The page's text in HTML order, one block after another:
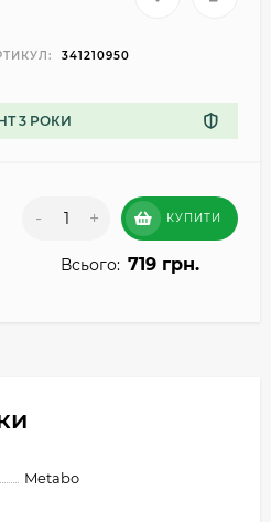
341210950
3 РОКИ
- + КУПИТИ
Всього: 719 грн.
Metabo